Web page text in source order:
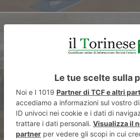
ARTICOLO
Report, Fazio e
scontro tra